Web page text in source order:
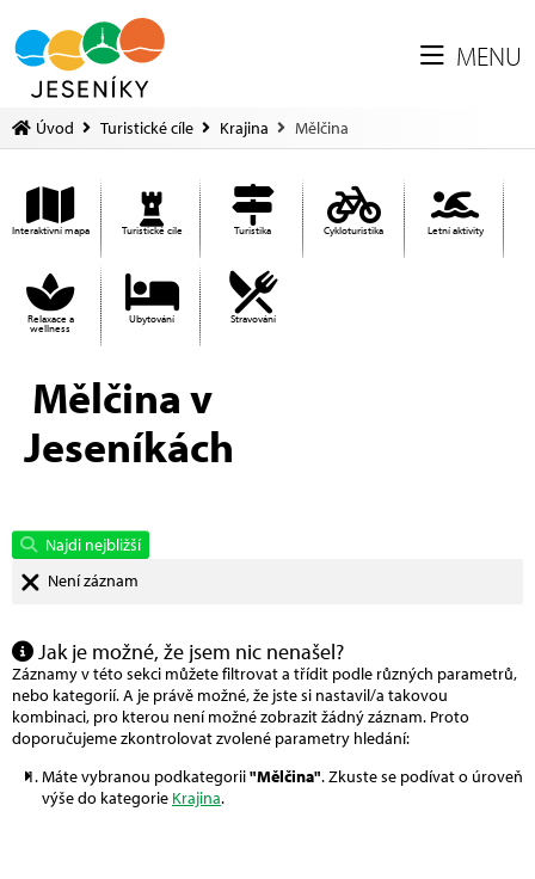
MENU
Úvod Turistické cíle Krajina Mělčina
Interaktivní mapa Turistické cíle Turistika Cykloturistika Letní aktivity
Relaxace a
wellness
Ubytování Stravování
Mělčina v
Jeseníkách
Najdi nejbližší
Není záznam
Jak je možné, že jsem nic nenašel?
Záznamy v této sekci můžete filtrovat a třídit podle různých parametrů,
nebo kategorií. A je právě možné, že jste si nastavil/a takovou
kombinaci, pro kterou není možné zobrazit žádný záznam. Proto
doporučujeme zkontrolovat zvolené parametry hledání:
Máte vybranou podkategorii"Mělčina". Zkuste se podívat o úroveň
výše do kategorie Krajina.